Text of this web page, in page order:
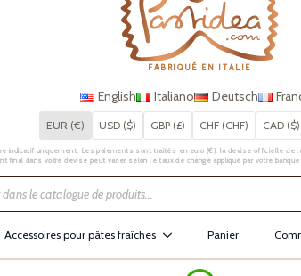
FABRIQUÉ EN ITALIE
English Italiano Deutsch
EUR (€) USD ($) GBP (£) CHF (CHF) CAD ($)
indicatif uniquement. Les paiements sont traités en euro (€), la devise officielle de
final dans votre devise peut varier selon le taux de change appliqué par votre
Accessoires pour pâtes fraîches Panier